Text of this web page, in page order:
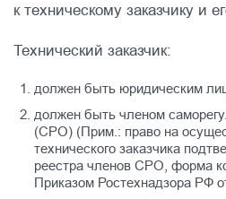
к техническому заказчику и
Технический заказчик:
должен быть юридическим
должен быть членом
(СРО) (Прим.: право на
технического заказчика
реестра членов СРО, форма
Приказом Ростехнадзора РФ